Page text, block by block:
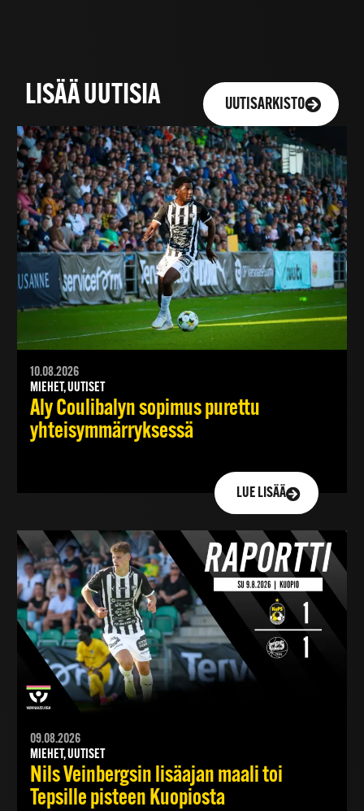
LISÄÄ UUTISIA UUTISARKISTO
10.08.2026
MIEHET, UUTISET
Aly Coulibalyn sopimus purettu
yhteisymmärryksessä
LUE LISÄÄ
09.08.2026
MIEHET, UUTISET
Nils Veinbergsin lisäajan maali toi
Tepsille pisteen Kuopiosta